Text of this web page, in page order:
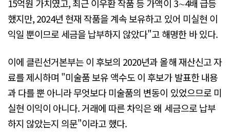
15억원 가치였고, 최근 이우환 작품 등 가액이 3∼4배 급등
했지만, 2024년 현재 작품을 계속 보유하고 있어 미실현 이
익일 뿐이므로 세금을 납부하지 않았다"고 해명한 바 있다.
이에 클린선거본부는 이 후보의 2020년과 올해 재산신고 자
료를 제시하며 "미술품 보유 액수도 이 후보가 발표한 내용
과 다를 뿐 아니라 무엇보다 미술품의 변동이 있었으므로 미
실현 이익이 아니다. 거래에 따른 차익은 왜 세금으로 납부
하지 않았는지 의문"이라고 했다.